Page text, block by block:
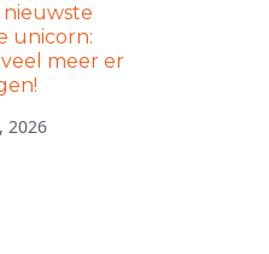
nieuwste
unicorn:
meer er
2026